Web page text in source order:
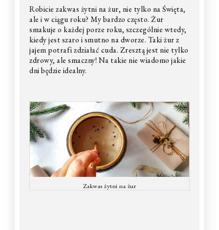
Robicie zakwas żytni na żur, nie tylko na Święta,
ale i w ciągu roku? My bardzo często. Żur
smakuje o każdej porze roku, szczególnie wtedy,
kiedy jest szaro i smutno na dworze. Taki żur z
jajem potrafi zdziałać cuda. Zresztą jest nie tylko
zdrowy, ale smaczny! Na takie nie wiadomo jakie
dni będzie idealny.
Zakwas żytni na żur